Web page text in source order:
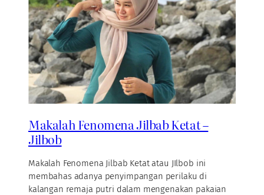
Makalah Fenomena Jilbab Ketat –
Jilbob
Makalah Fenomena Jilbab Ketat atau JIlbob ini
membahas adanya penyimpangan perilaku di
kalangan remaja putri dalam mengenakan pakaian